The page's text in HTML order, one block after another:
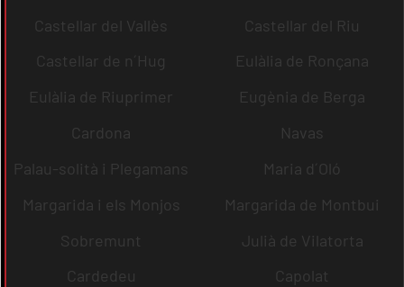
Castellar del Vallès
Castellar del Riu
Castellar de n´Hug
Eulàlia de Ronçana
Eulàlia de Riuprimer
Eugènia de Berga
Cardona
Navas
Palau-solità i Plegamans
Maria d´Oló
Margarida i els Monjos
Margarida de Montbui
Sobremunt
Julià de Vilatorta
Cardedeu
Capolat